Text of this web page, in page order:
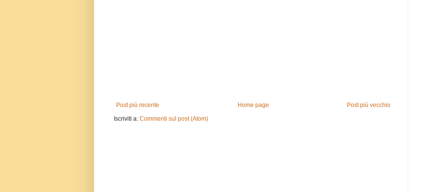
Post più recente Post più vecchio
Home page
Iscriviti a: Commenti sul post (Atom)